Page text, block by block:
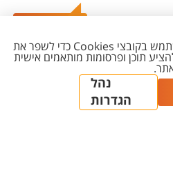
מדיניות עריכת
תוכן